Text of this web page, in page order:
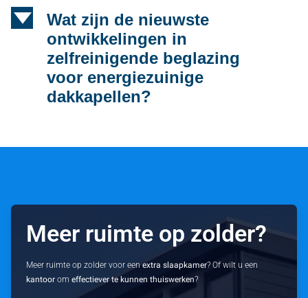
d
Wat zijn de nieuwste
ontwikkelingen in
zelfreinigende beglazing
voor energiezuinige
dakkapellen?
Meer ruimte op zolder?
Meer ruimte op zolder voor eenextra slaapkamer? Of wilt u een
kantoor omeffectiever te kunnen thuiswerken?